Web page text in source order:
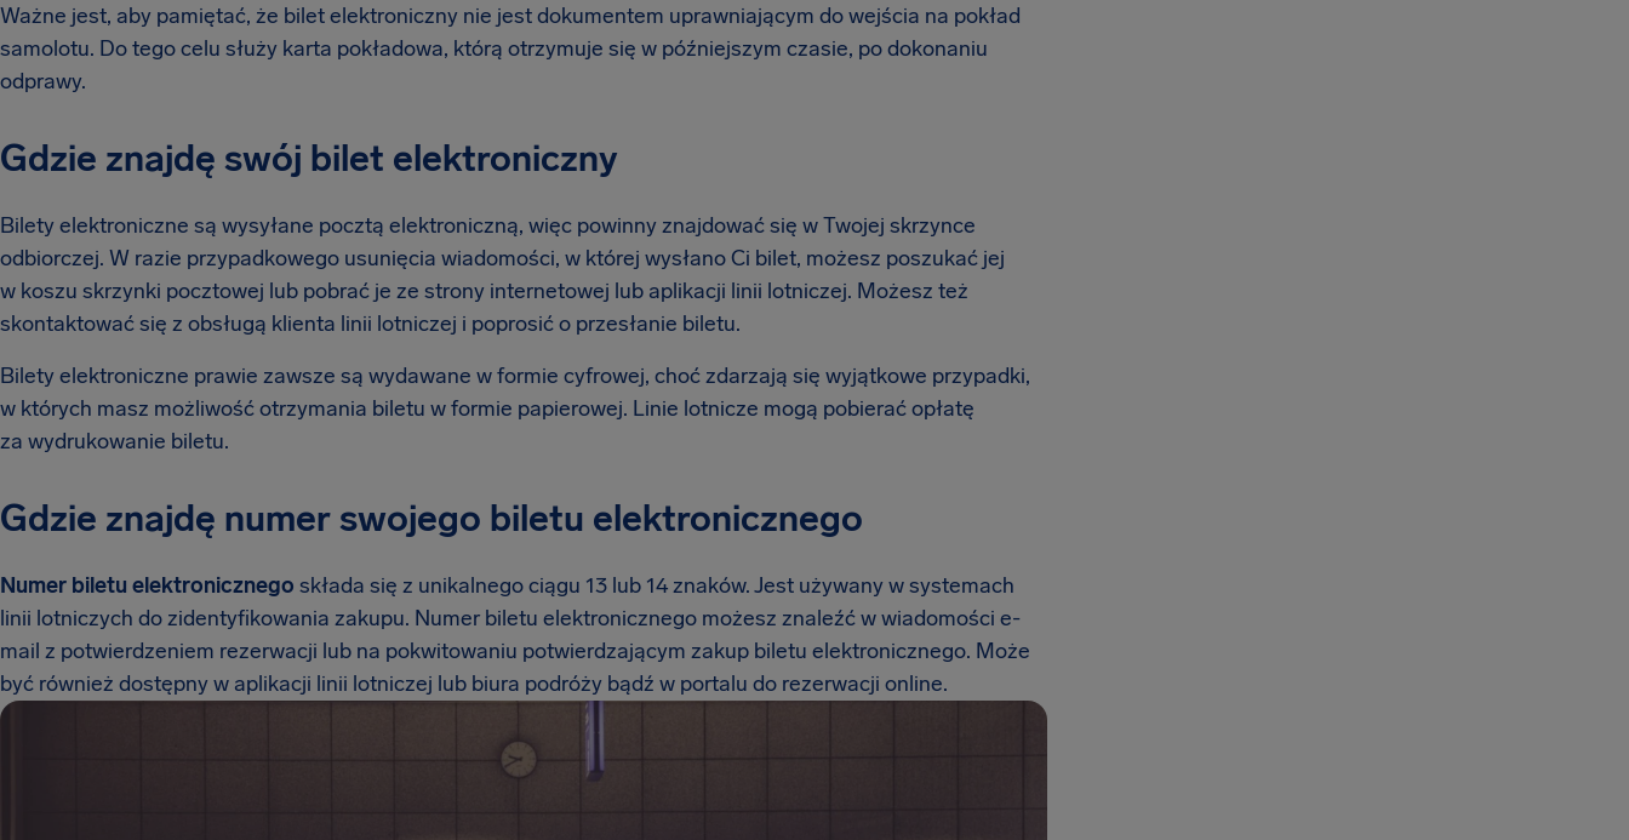
Ważne jest, aby pamiętać, że bilet elektroniczny nie jest dokumentem uprawniającym do wejścia na pokład
samolotu. Do tego celu służy karta pokładowa, którą otrzymuje się w późniejszym czasie, po dokonaniu
odprawy.
Gdzie znajdę swój bilet elektroniczny
Bilety elektroniczne są wysyłane pocztą elektroniczną, więc powinny znajdować się w Twojej skrzynce
odbiorczej. W razie przypadkowego usunięcia wiadomości, w której wysłano Ci bilet, możesz poszukać jej
w koszu skrzynki pocztowej lub pobrać je ze strony internetowej lub aplikacji linii lotniczej. Możesz też
skontaktować się z obsługą klienta linii lotniczej i poprosić o przesłanie biletu.
Bilety elektroniczne prawie zawsze są wydawane w formie cyfrowej, choć zdarzają się wyjątkowe przypadki,
w których masz możliwość otrzymania biletu w formie papierowej. Linie lotnicze mogą pobierać opłatę
za wydrukowanie biletu.
Gdzie znajdę numer swojego biletu elektronicznego
Numer biletu elektronicznego składa się z unikalnego ciągu 13 lub 14 znaków. Jest używany w systemach
linii lotniczych do zidentyfikowania zakupu. Numer biletu elektronicznego możesz znaleźć w wiadomości e-
mail z potwierdzeniem rezerwacji lub na pokwitowaniu potwierdzającym zakup biletu elektronicznego. Może
być również dostępny w aplikacji linii lotniczej lub biura podróży bądź w portalu do rezerwacji online.